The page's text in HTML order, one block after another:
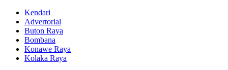
Kendari
Advertorial
Buton Raya
Bombana
Konawe Raya
Kolaka Raya